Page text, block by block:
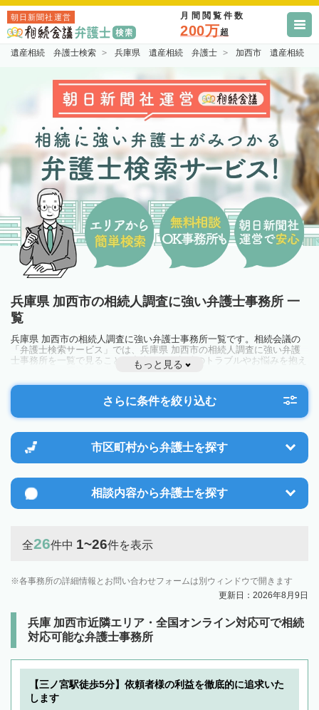
朝日新聞社運営 月間閲覧件数
200万超
遺産相続 弁護士検索 兵庫県 遺産相続 弁護士 加西市 遺産相続
兵庫県 加西市の相続人調査に強い弁護士事務所 一
覧
兵庫県 加西市の相続人調査に強い弁護士事務所一覧です。相続会議の
「弁護士検索サービス」では、兵庫県 加西市の相続人調査に強い弁護
士事務所を一覧で見ることが出来ます。相続のトラブルやお悩みを抱え
ている方は一度近隣の弁護士に相談してみましょう。
もっと見る
さらに条件を絞り込む
市区町村から弁護士を探す
相談内容から弁護士を探す
全26件中 1~26件を表示
各事務所の詳細情報とお問い合わせフォームは別ウィンドウで開きます
更新日：2026年8月9日
兵庫 加西市近隣エリア・全国オンライン対応可で相続
対応可能な弁護士事務所
【三ノ宮駅徒歩5分】依頼者様の利益を徹底的に追求いた
します